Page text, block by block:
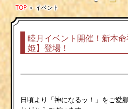
TOP＞イベント
睦月イベント開催！新本
姫】登場！
日頃より「神になるッ！」をご愛